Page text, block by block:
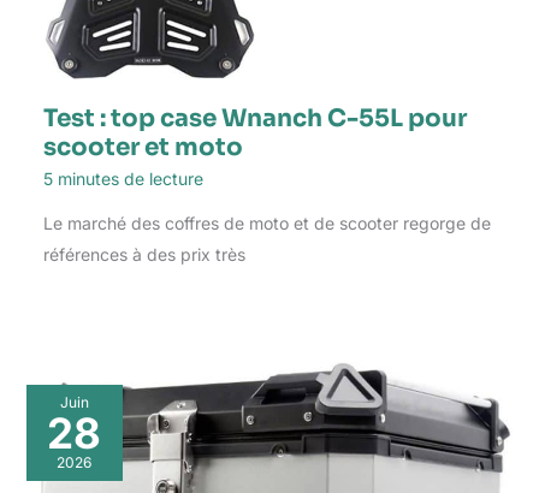
Test : top case Wnanch C-55L pour
scooter et moto
5 minutes de lecture
Le marché des coffres de moto et de scooter regorge de
références à des prix très
Juin
28
2026